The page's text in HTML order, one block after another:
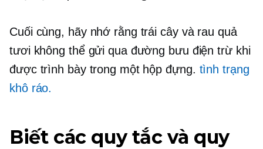
Cuối cùng, hãy nhớ rằng trái cây và rau quả
tươi không thể gửi qua đường bưu điện trừ khi
được trình bày trong một hộp đựng. tình trạng
khô ráo.
Biết các quy tắc và quy